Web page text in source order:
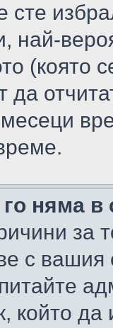
сте
най-
(която
няма в
за
с вашия
който да